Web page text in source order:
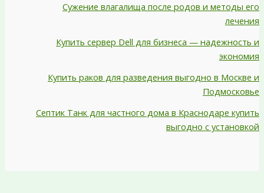
Сужение влагалища после родов и методы его
лечения
Купить сервер Dell для бизнеса — надежность и
экономия
Купить раков для разведения выгодно в Москве и
Подмосковье
Септик Танк для частного дома в Краснодаре купить
выгодно с установкой